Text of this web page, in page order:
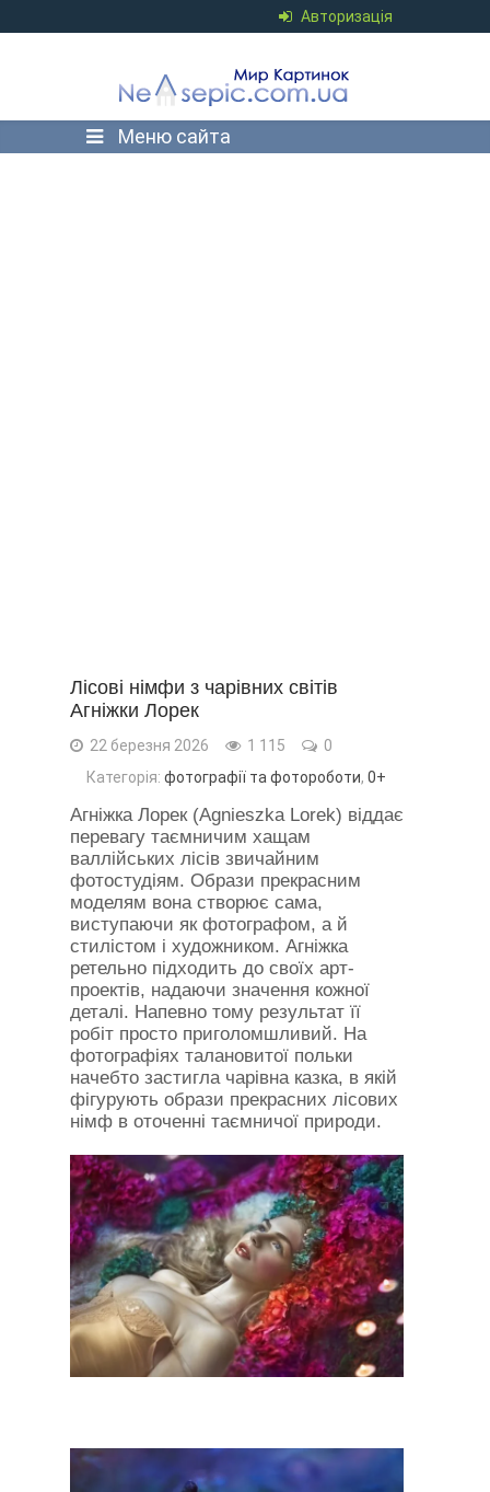
Авторизація
Меню сайта
Лісові німфи з чарівних світів
Агніжки Лорек
22 березня 2026 1 115
0
Категорія: фотографії та фотороботи, 0+
‎Агніжка Лорек (Agnieszka Lorek) віддає
перевагу таємничим хащам
валлійських лісів звичайним
фотостудіям. Образи прекрасним
моделям вона створює сама,
виступаючи як фотографом, а й
стилістом і художником. Агніжка
ретельно підходить до своїх арт-
проектів, надаючи значення кожної
деталі. Напевно тому результат її
робіт просто приголомшливий. На
фотографіях талановитої польки
начебто застигла чарівна казка, в якій
фігурують образи прекрасних лісових
німф в оточенні таємничої природи.